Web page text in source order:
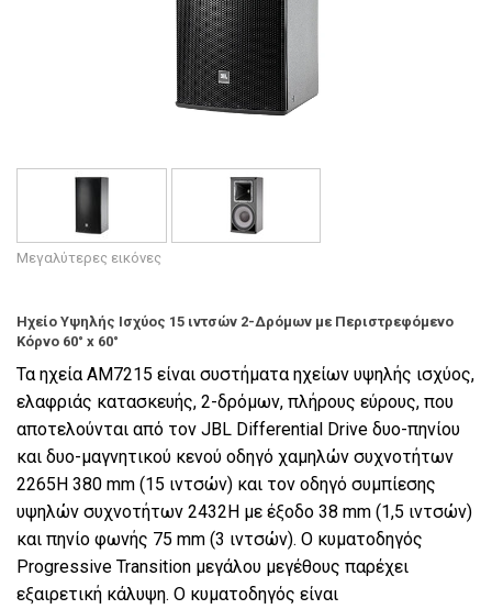
Μεγαλύτερες εικόνες
Ηχείο Υψηλής Ισχύος 15 ιντσών 2-Δρόμων με Περιστρεφόμενο
Κόρνο 60° x 60°
Τα ηχεία AM7215 είναι συστήματα ηχείων υψηλής ισχύος,
ελαφριάς κατασκευής, 2-δρόμων, πλήρους εύρους, που
αποτελούνται από τον JBL Differential Drive δυο-πηνίου
και δυο-μαγνητικού κενού οδηγό χαμηλών συχνοτήτων
2265H 380 mm (15 ιντσών) και τον οδηγό συμπίεσης
υψηλών συχνοτήτων 2432H με έξοδο 38 mm (1,5 ιντσών)
και πηνίο φωνής 75 mm (3 ιντσών). Ο κυματοδηγός
Progressive Transition μεγάλου μεγέθους παρέχει
εξαιρετική κάλυψη. Ο κυματοδηγός είναι